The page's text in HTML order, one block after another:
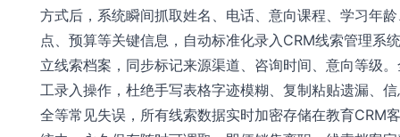
方式后，系统瞬间抓取姓名、电话、意向课程、学习年
点、预算等关键信息，自动标准化录入CRM线索管理系
立线索档案，同步标记来源渠道、咨询时间、意向等级
工录入操作，杜绝手写表格字迹模糊、复制粘贴遗漏、
全等常见失误，所有线索数据实时加密存储在教育CRM